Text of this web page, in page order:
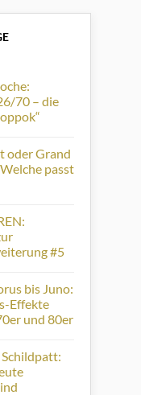
70 – die
oder Grand
passt
#5
bis Juno:
Effekte
und 80er